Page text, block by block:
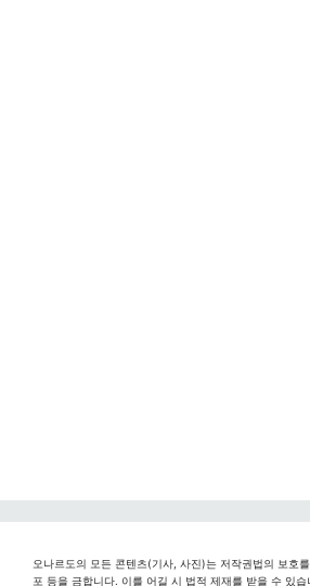
오나르도의 모든 콘텐츠(기사, 사진)는 저작권법의 보호
포 등을 금합니다. 이를 어길 시 법적 제재를 받을 수 있